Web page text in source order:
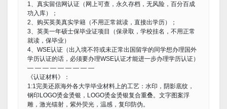
1、真实留信网认证（网上可查，永久存档，无风险，百分百成
功入库）；
2、购买英美真实学籍（不用正常就读，直接出学历）；
3、英美一年硕士保毕业证项目（保录取，学校挂名，不用正常
就读，保毕业）
4、WSE认证（出入境不符或未正常出国留学的同学想办理国外
学历认证的话，必须要办理WSE认证才能进一步办理学历认证）
— — — — — — — — —
《认证材料》：
1:1完美还原海外各大学毕业材料上的工艺：水印，阴影底纹，
钢印LOGO烫金烫银，LOGO烫金烫银复合重叠。文字图案浮
雕，激光镭射，紫外荧光，温感，复印防伪。